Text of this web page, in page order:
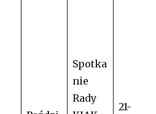
Spotka
nie
Rady
21-